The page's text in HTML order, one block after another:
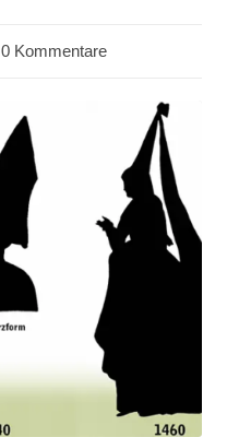
0 Kommentare